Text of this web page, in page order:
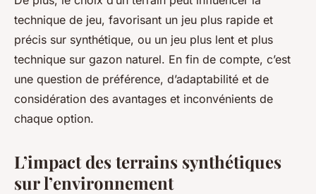
technique de jeu, favorisant un jeu plus rapide et
précis sur synthétique, ou un jeu plus lent et plus
technique sur gazon naturel. En fin de compte, c’est
une question de préférence, d’adaptabilité et de
considération des avantages et inconvénients de
chaque option.
L’impact des terrains synthétiques
sur l’environnement